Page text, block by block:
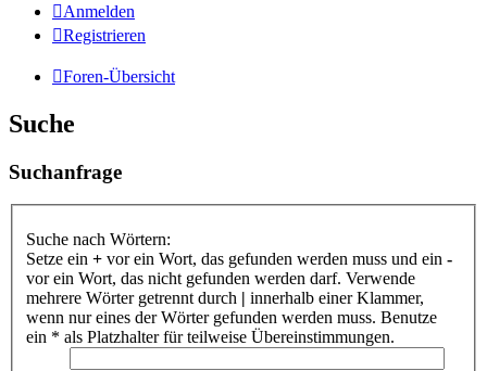
Anmelden
Registrieren
Foren-Übersicht
Suche
Suchanfrage
Suche nach Wörtern:
Setze ein + vor ein Wort, das gefunden werden muss und ein -
vor ein Wort, das nicht gefunden werden darf. Verwende
mehrere Wörter getrennt durch | innerhalb einer Klammer,
wenn nur eines der Wörter gefunden werden muss. Benutze
ein * als Platzhalter für teilweise Übereinstimmungen.